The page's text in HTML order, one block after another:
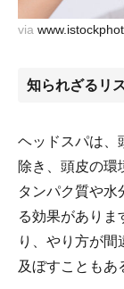
via
知られざるリ
ヘッドスパは、
除き、頭皮の環
タンパク質や水
る効果がありま
り、やり方が
及ぼすこともあ